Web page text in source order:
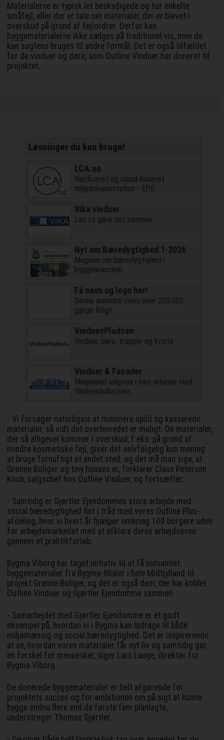
Materialerne er typisk let beskadigede og har enkelte
småfejl, eller der er tale om materialer, der er blevet i
overskud på grund af fejlordrer. Derfor kan
byggematerialerne ikke sælges på traditionel vis, men de
kan sagtens bruges til andre formål. Det er også tilfældet
for de vinduer og døre, som Outline Vinduer har doneret til
projektet.
Løsninger du kan bruge!
LCA.no
Verificeret og cloud-baseret
miljødokumentation - EPD
Vika vinduer
Lad os gøre det sammen
Nyt om Bæredygtighed 1-2026
Magasin om bæredygtighed i
byggebranchen
Få navn og logo her!
Denne annonce vises over 200.000
gange årligt
VinduesPladsen
Vinduer, døre, trapper og kviste
Vinduer & Facader
Magasinet udgives i sam-arbejde med
VinduesIndustrien
- Vi forsøger naturligvis at minimere spild og kasserede
materialer, så vidt det overhovedet er muligt. De materialer,
der så alligevel kommer i overskud, f.eks. på grund af
mindre kosmetiske fejl, giver det selvfølgelig kun mening
at bruge fornuftigt et andet sted, og det må man sige, at
Grønne Boliger og tiny houses er, forklarer Claus Petersen
Koch, salgschef hos Outline Vinduer, og fortsætter:
- Samtidig er Gjørtler Ejendommes store arbejde med
social bæredygtighed fint i tråd med vores Outline Plus-
afdeling, hvor vi hvert år hjælper omkring 100 borgere uden
for arbejdsmarkedet med at afklare deres arbejdsevne
gennem et praktikforløb.
Bygma Viborg har taget initiativ til at få indsamlet
byggematerialer fra Bygma-filialer i hele Midtjylland til
projekt Grønne Boliger, og det er også dem, der har koblet
Outline Vinduer og Gjørtler Ejendomme sammen.
- Samarbejdet med Gjørtler Ejendomme er et godt
eksempel på, hvordan vi i Bygma kan bidrage til både
miljømæssig og social bæredygtighed. Det er inspirerende
at se, hvordan vores materialer får nyt liv og samtidig gør
en forskel for mennesker, siger Lars Lauge, direktør for
Bygma Viborg.
De donerede byggematerialer er helt afgørende for
projektets succes og for ambitionen om på sigt at kunne
bygge endnu flere end de første fem planlagte,
understreger Thomas Gjørtler.